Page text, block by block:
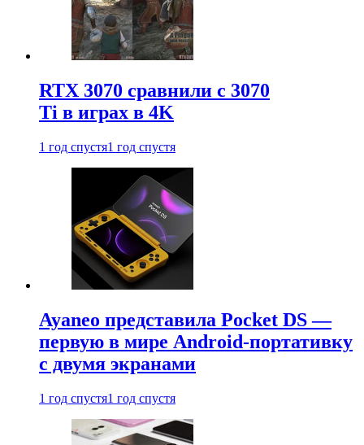
RTX 3070 сравнили с 3070
Ti в играх в 4K
1 год спустя1 год спустя
Ayaneo представила Pocket DS —
первую в мире Android-портативку
с двумя экранами
1 год спустя1 год спустя